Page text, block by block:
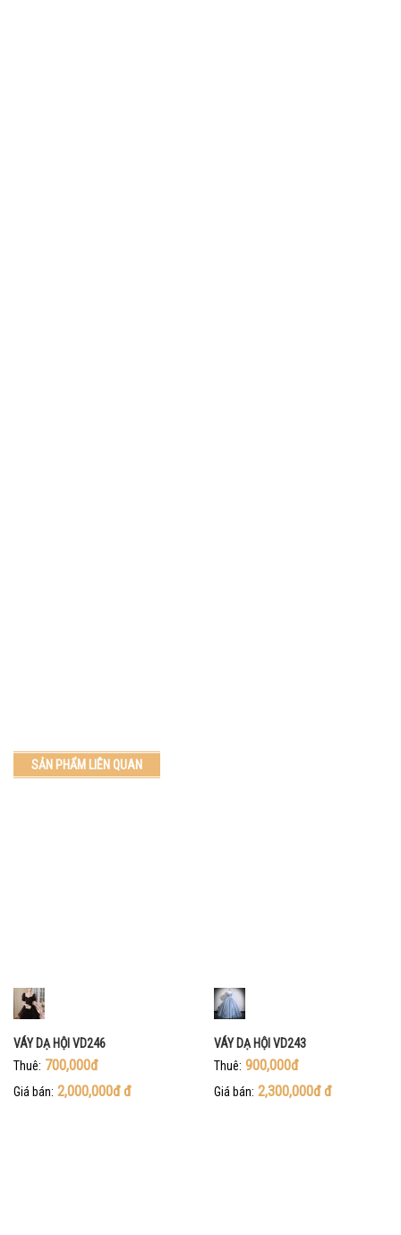
SẢN PHẨM LIÊN QUAN
VÁY DẠ HỘI VD246
Thuê: 700,000đ
Giá bán: 2,000,000đđ
VÁY DẠ HỘI VD243
Thuê: 900,000đ
Giá bán: 2,300,000đđ